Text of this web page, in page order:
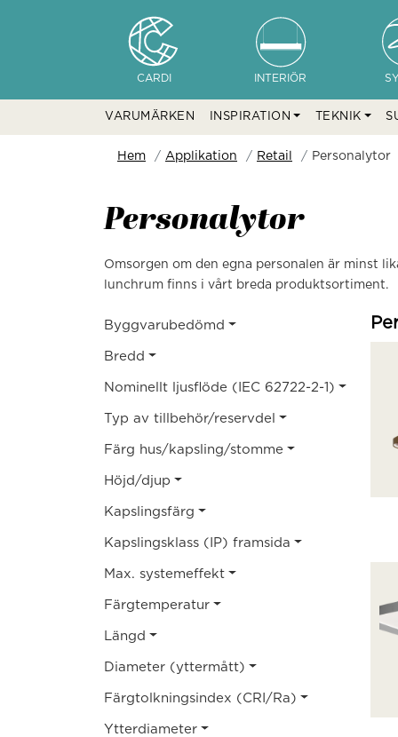
CARDI INTERIÖR
VARUMÄRKEN INSPIRATION TEKNIK
Hem Applikation Retail Personalytor
Personalytor
Omsorgen om den egna personalen är minst
lunchrum finns i vårt breda produktsortiment.
Byggvarubedömd
Bredd
Nominellt ljusflöde (IEC 62722-2-1)
Typ av tillbehör/reservdel
Färg hus/kapsling/stomme
Höjd/djup
Kapslingsfärg
Kapslingsklass (IP) framsida
Max. systemeffekt
Färgtemperatur
Längd
Diameter (yttermått)
Färgtolkningsindex (CRI/Ra)
Ytterdiameter